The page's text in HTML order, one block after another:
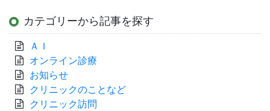
カテゴリーから記事を探す
ＡＩ
オンライン診療
お知らせ
クリニックのことなど
クリニック訪問